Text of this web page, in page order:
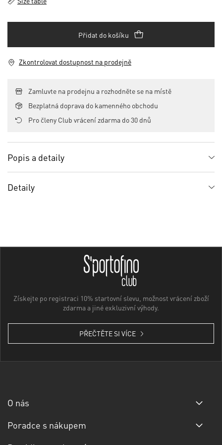
Přidat do košíku
Zkontrolovat dostupnost na prodejně
Zamluvte na prodejnu a rozhodněte se na místě
Bezplatná doprava do kamenného obchodu
Pro členy Club vrácení zdarma do 30 dnů
Popis a detaily
Detaily
Získejte po registraci 10% startovní slevu, možnost vrácení zboží
zdarma a jiné exkluzivní výhody.
PŘEČTĚTE SI VÍCE
O nás
Poradce s nákupem